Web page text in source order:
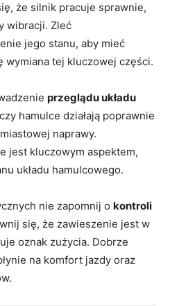
że silnik pracuje sprawnie,
wibracji. Zleć
jego ⁣stanu, aby ⁢mieć
‌wymiana tej‌ kluczowej części.
przeglądu układu
hamulce działają poprawnie
naprawy.⁤
⁤jest‍ kluczowym aspektem,
układu hamulcowego.
nie zapomnij o kontroli
się, że zawieszenie ‍jest w
⁣oznak zużycia. Dobrze
⁣na komfort jazdy oraz